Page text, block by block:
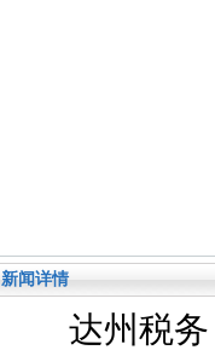
新闻详情
达州税